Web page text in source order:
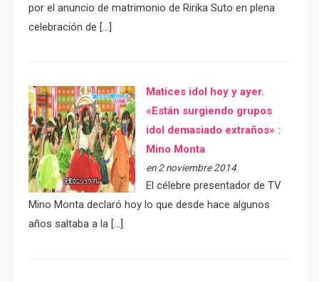
por el anuncio de matrimonio de Ririka Suto en plena
celebración de […]
Matices idol hoy y ayer.
«Están surgiendo grupos
idol demasiado extraños» :
Mino Monta
en 2 noviembre 2014
El célebre presentador de TV
Mino Monta declaró hoy lo que desde hace algunos
años saltaba a la […]